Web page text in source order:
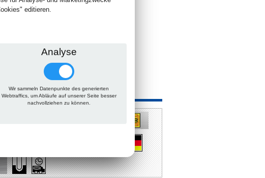
Stck.
passt auch
editieren.
Analyse
Wir sammeln Datenpunkte des generierten
Webtraffics, um Abläufe auf unserer Seite besser
nachvollziehen zu können.